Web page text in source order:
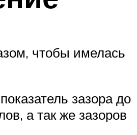
чтобы имелась
зазора до
а так же зазоров